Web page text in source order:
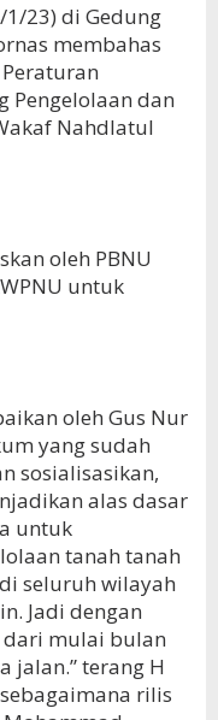
23) di Gedung
membahas
Pengelolaan dan
Nahdlatul
oleh PBNU
untuk
oleh Gus Nur
yang sudah
sosialisasikan,
alas dasar
untuk
tanah tanah
seluruh wilayah
Jadi dengan
dari mulai bulan
jalan.” terang H
rilis